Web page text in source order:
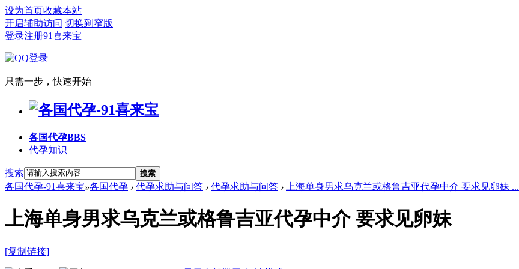
设为首页收藏本站
开启辅助访问 切换到窄版
登录注册91喜来宝
只需一步，快速开始
各国代孕BBS
代孕知识
搜索 搜索
各国代孕-91喜来宝»各国代孕 › 代孕求助与问答 › 代孕求助与问答 › 上海单身男求乌克兰或格鲁吉亚代孕中介 要求见卵妹 ...
上海单身男求乌克兰或格鲁吉亚代孕中介 要求见卵妹
[复制链接]